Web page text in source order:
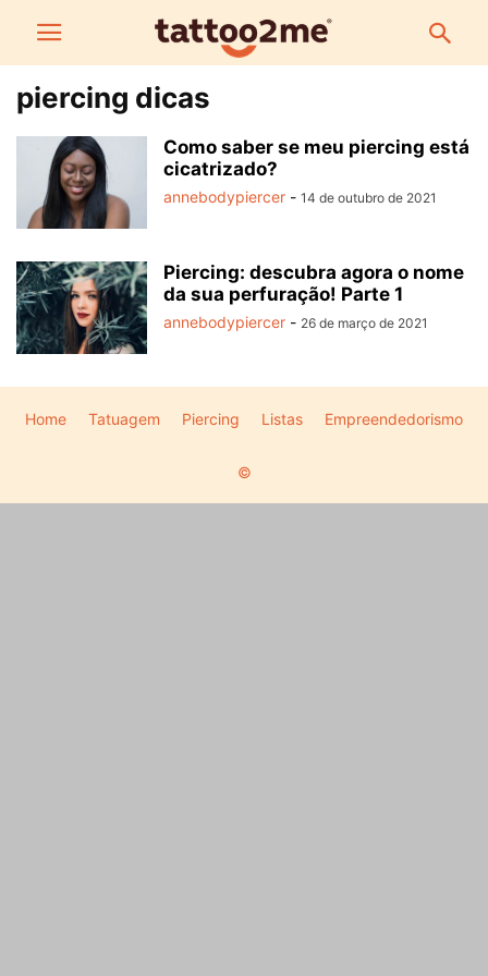
piercing dicas
Como saber se meu piercing está
cicatrizado?
annebodypiercer - 14 de outubro de 2021
Piercing: descubra agora o nome
da sua perfuração! Parte 1
annebodypiercer - 26 de março de 2021
Home Tatuagem Piercing Listas Empreendedorismo
©